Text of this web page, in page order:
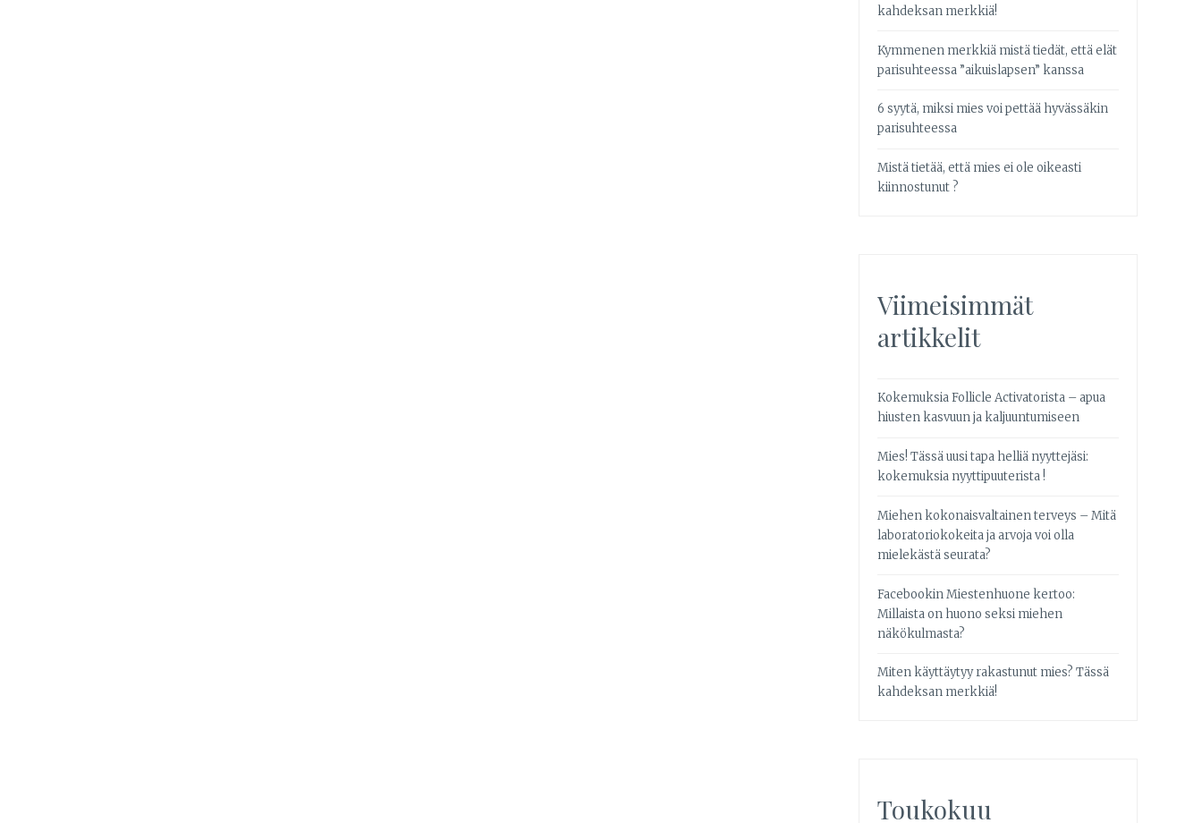
kahdeksan merkkiä!
Kymmenen merkkiä mistä tiedät, että elät
parisuhteessa ”aikuislapsen” kanssa
6 syytä, miksi mies voi pettää hyvässäkin
parisuhteessa
Mistä tietää, että mies ei ole oikeasti
kiinnostunut ?
Viimeisimmät
artikkelit
Kokemuksia Follicle Activatorista – apua
hiusten kasvuun ja kaljuuntumiseen
Mies! Tässä uusi tapa helliä nyyttejäsi:
kokemuksia nyyttipuuterista !
Miehen kokonaisvaltainen terveys – Mitä
laboratoriokokeita ja arvoja voi olla
mielekästä seurata?
Facebookin Miestenhuone kertoo:
Millaista on huono seksi miehen
näkökulmasta?
Miten käyttäytyy rakastunut mies? Tässä
kahdeksan merkkiä!
Toukokuu